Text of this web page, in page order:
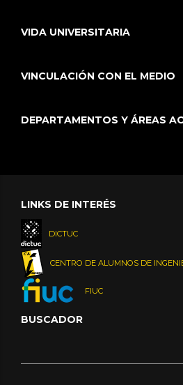
VIDA UNIVERSITARIA
VINCULACIÓN CON EL MEDIO
DEPARTAMENTOS Y ÁREAS
LINKS DE INTERÉS
DICTUC
CENTRO DE ALUMNOS DE
FIUC
BUSCADOR